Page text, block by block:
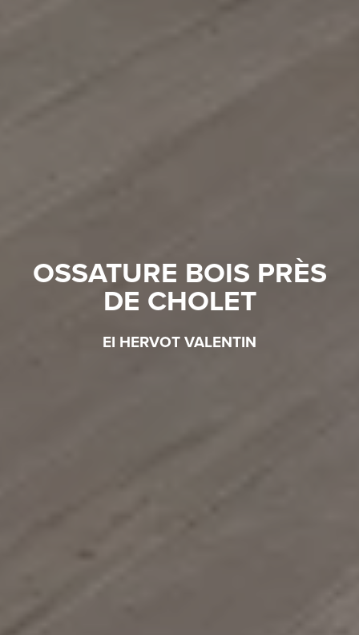
OSSATURE BOIS PRÈS
DE CHOLET
EI HERVOT VALENTIN